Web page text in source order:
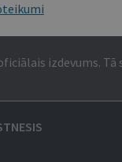
izdevums.